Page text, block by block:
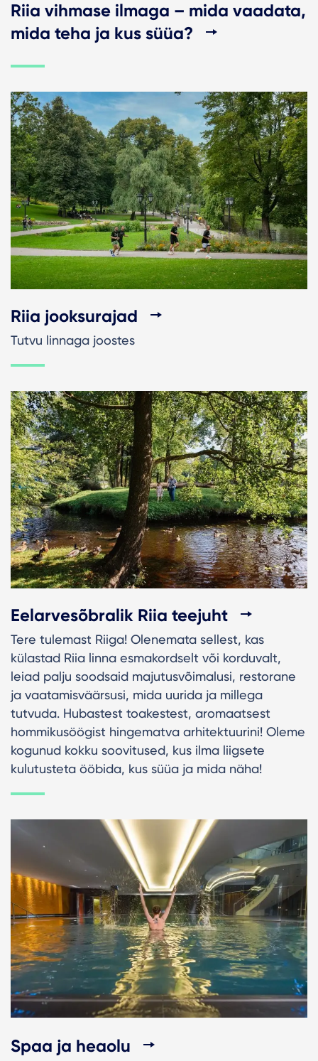
Riia vihmase ilmaga – mida vaadata,
mida teha ja kus süüa?
Riia jooksurajad
Tutvu linnaga joostes
Eelarvesõbralik Riia teejuht
Tere tulemast Riiga! Olenemata sellest, kas
külastad Riia linna esmakordselt või korduvalt,
leiad palju soodsaid majutusvõimalusi, restorane
ja vaatamisväärsusi, mida uurida ja millega
tutvuda. Hubastest toakestest, aromaatsest
hommikusöögist hingematva arhitektuurini! Oleme
kogunud kokku soovitused, kus ilma liigsete
kulutusteta ööbida, kus süüa ja mida näha!
Spaa ja heaolu